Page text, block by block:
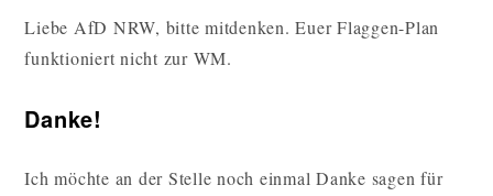
Liebe AfD NRW, bitte mitdenken. Euer Flaggen-Plan
funktioniert nicht zur WM.
Danke!
Ich möchte an der Stelle noch einmal Danke sagen für